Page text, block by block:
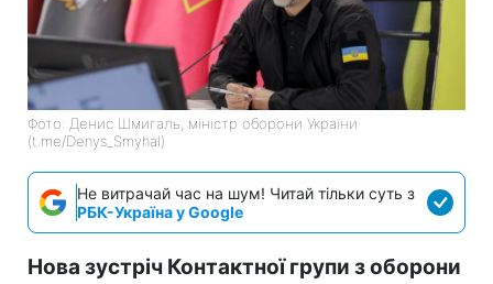
Фото: Денис Шмигаль, міністр оборони України
(t.me/Denys_Smyhal)
Не витрачай час на шум! Читай тільки суть з
РБК-Україна у Google
Нова зустріч Контактної групи з оборони